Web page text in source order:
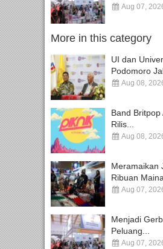
Aug 07,
More in this category
UI dan
Podomoro
Aug 08,
Band Britpop
Rilis...
Aug 08,
Meramaikan
Ribuan
Aug 07,
Menjadi
Peluang...
Aug 07,